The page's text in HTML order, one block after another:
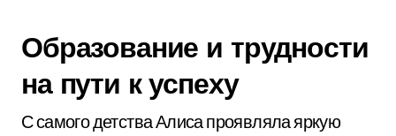
Образование и трудности
на пути к успеху
С самого детства Алиса проявляла яркую